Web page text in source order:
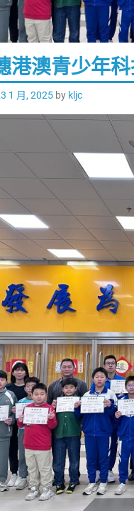
港澳青少年
1 月, 2025by kljc